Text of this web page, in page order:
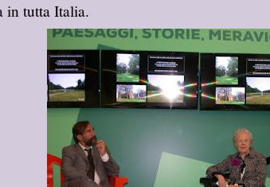
in tutta Italia.